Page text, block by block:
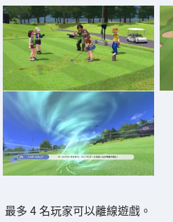
最多 4 名玩家可以離線遊戲。